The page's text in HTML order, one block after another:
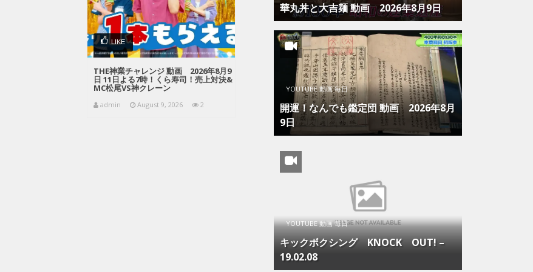
LIKE
THE神業チャレンジ 動画 2026年8月9
日 11日よる7時！くら寿司！売上対決&
MC松尾VS神クレーン
admin August 9, 2026 2
華丸丼と大吉麺 動画 2026年8月9日
YOUTUBE 動画 毎日
開運！なんでも鑑定団 動画 2026年8月
9日
YOUTUBE 動画 毎日
キックボクシング KNOCK OUT! –
19.02.08